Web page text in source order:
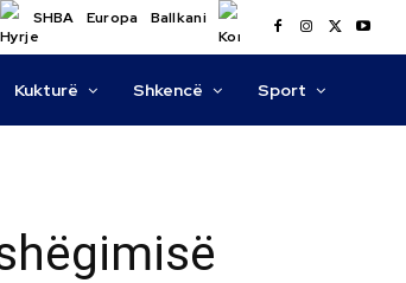
SHBA Europa Ballkani
Kukturë Shkencë Sport